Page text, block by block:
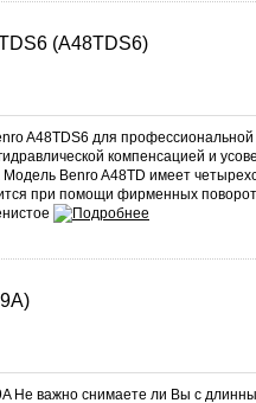
(A48TDS6)
A48TDS6 для
компенсацией и
Benro A48TD имеет
при помощи фирменных
Не важно снимаете ли Вы с